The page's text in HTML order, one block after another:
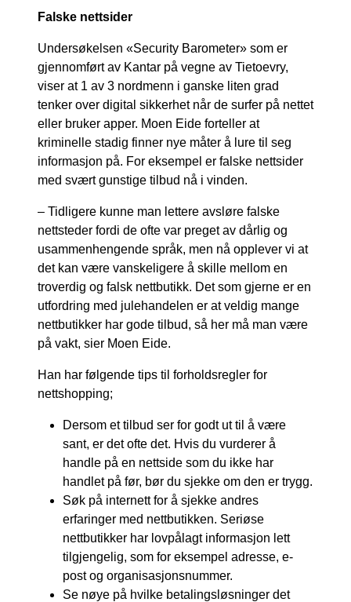
Falske nettsider
Undersøkelsen «Security Barometer» som er
gjennomført av Kantar på vegne av Tietoevry,
viser at 1 av 3 nordmenn i ganske liten grad
tenker over digital sikkerhet når de surfer på nettet
eller bruker apper. Moen Eide forteller at
kriminelle stadig finner nye måter å lure til seg
informasjon på. For eksempel er falske nettsider
med svært gunstige tilbud nå i vinden.
– Tidligere kunne man lettere avsløre falske
nettsteder fordi de ofte var preget av dårlig og
usammenhengende språk, men nå opplever vi at
det kan være vanskeligere å skille mellom en
troverdig og falsk nettbutikk. Det som gjerne er en
utfordring med julehandelen er at veldig mange
nettbutikker har gode tilbud, så her må man være
på vakt, sier Moen Eide.
Han har følgende tips til forholdsregler for
nettshopping;
Dersom et tilbud ser for godt ut til å være
sant, er det ofte det. Hvis du vurderer å
handle på en nettside som du ikke har
handlet på før, bør du sjekke om den er trygg.
Søk på internett for å sjekke andres
erfaringer med nettbutikken. Seriøse
nettbutikker har lovpålagt informasjon lett
tilgjengelig, som for eksempel adresse, e-
post og organisasjonsnummer.
Se nøye på hvilke betalingsløsninger det